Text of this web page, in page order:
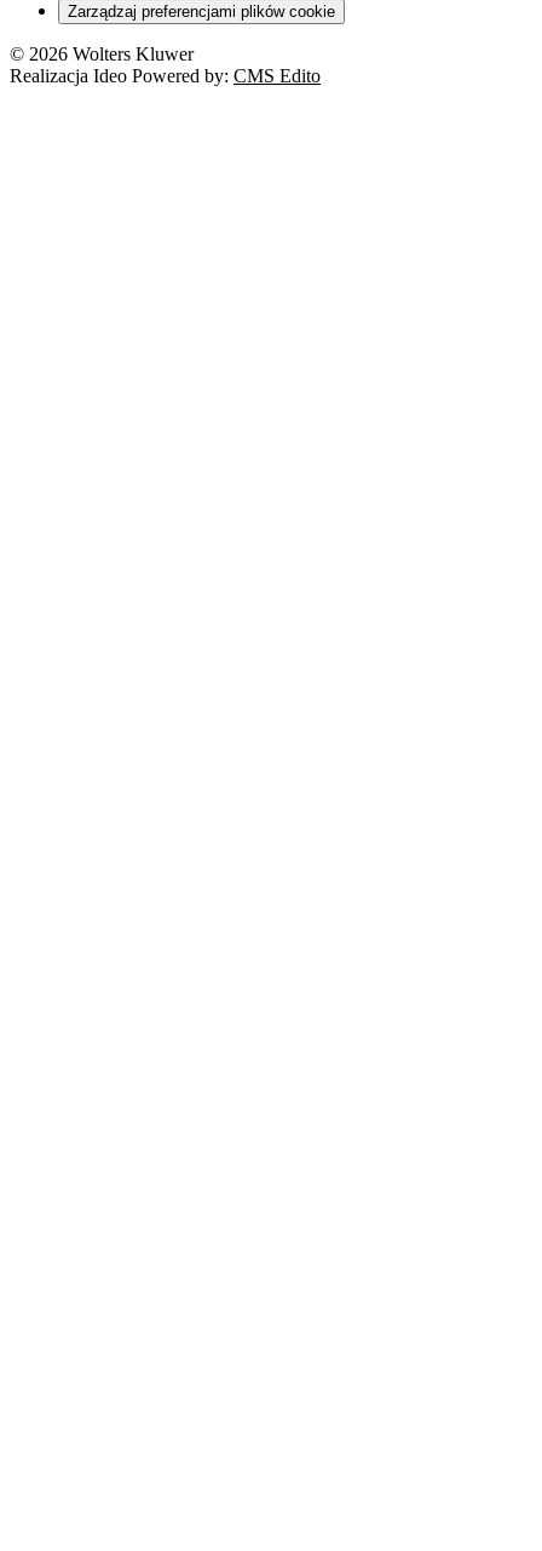
Zarządzaj preferencjami plików cookie
© 2026 Wolters Kluwer
Realizacja Ideo Powered by: CMS Edito